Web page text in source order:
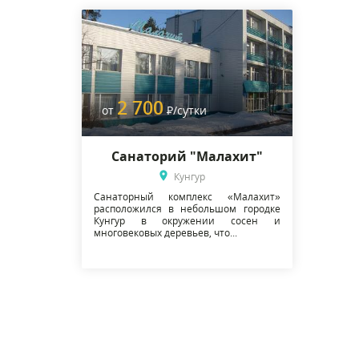
от 2 700 Р/сутки
Санаторий "Малахит"
Кунгур
Санаторный комплекс «Малахит»
расположился в небольшом городке
Кунгур в окружении сосен и
многовековых деревьев, что...